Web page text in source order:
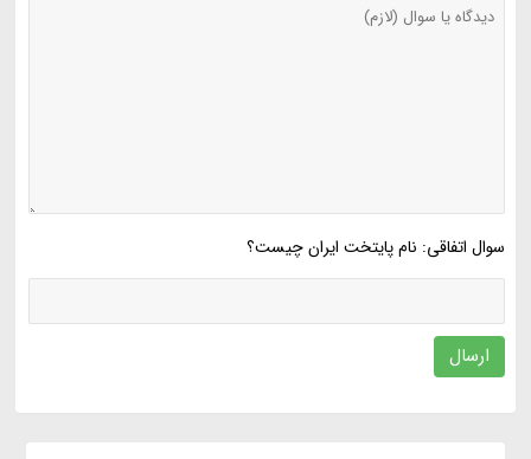
سوال اتفاقی: نام پایتخت ایران چیست؟
ارسال